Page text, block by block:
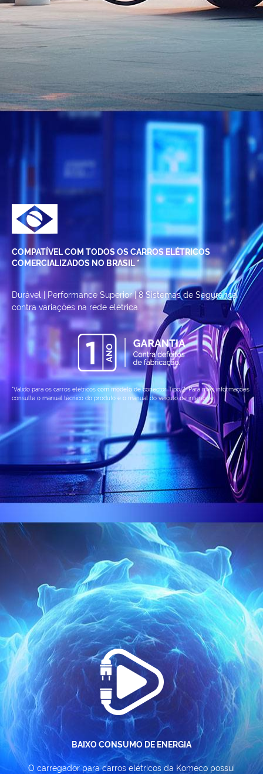
COMPATÍVEL COM TODOS OS CARROS ELÉTRICOS
COMERCIALIZADOS NO BRASIL *
Durável | Performance Superior | 8 Sistemas de Segurança
contra variações na rede elétrica.
*Válido para os carros elétricos com modelo de conector Tipo 2. Para mais informações
consulte o manual técnico do produto e o manual do veículo de interesse.
BAIXO CONSUMO DE ENERGIA
O carregador para carros elétricos da Komeco possui